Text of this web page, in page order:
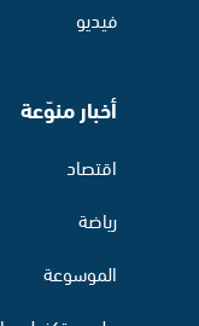
فيديو
أخبار منوّعة
اقتصاد
رياضة
الموسوعة